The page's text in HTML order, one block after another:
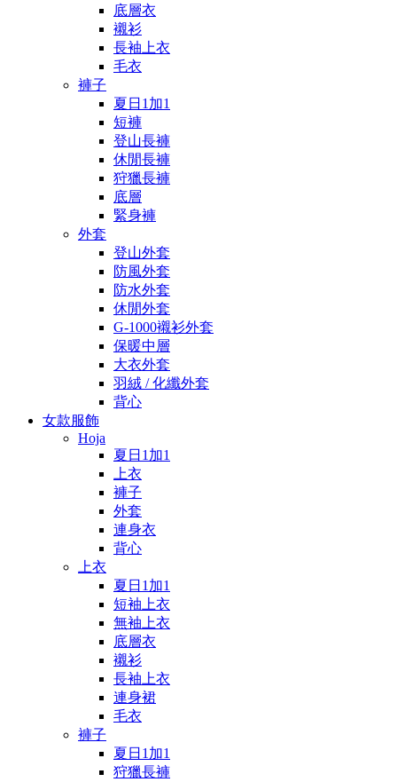
底層衣
襯衫
長袖上衣
毛衣
褲子
夏日1加1
短褲
登山長褲
休閒長褲
狩獵長褲
底層
緊身褲
外套
登山外套
防風外套
防水外套
休閒外套
G-1000襯衫外套
保暖中層
大衣外套
羽絨 / 化纖外套
背心
女款服飾
Hoja
夏日1加1
上衣
褲子
外套
連身衣
背心
上衣
夏日1加1
短袖上衣
無袖上衣
底層衣
襯衫
長袖上衣
連身裙
毛衣
褲子
夏日1加1
狩獵長褲